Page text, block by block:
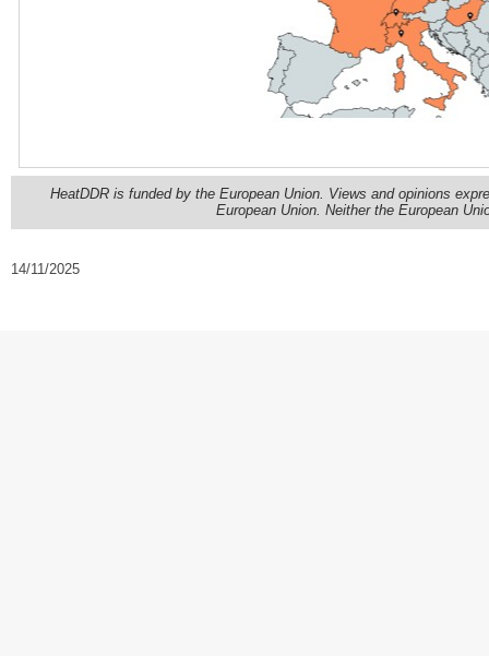
HeatDDR is funded by the European Union. Views and opinions
European Union. Neither the European
14/11/2025